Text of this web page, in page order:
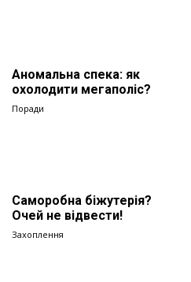
Аномальна спека: як
охолодити мегаполіс?
Поради
Саморобна біжутерія?
Очей не відвести!
Захоплення